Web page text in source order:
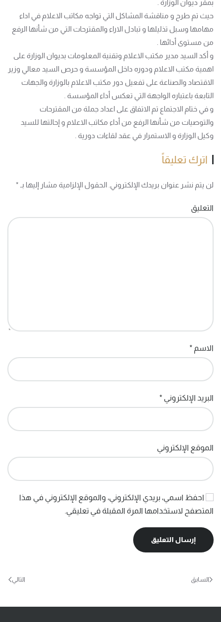
بمقر ديوان الوزارة .
حيث تم طرح و مناقشة المشاكل التي تواجه مكاتب الاعلام في اداء
مهامها وسبل تذليلها و تبادل الاراء والمقترحات التي من شأنها الرفع
من مستوى أدائها .
و أكد السيد مدير مكتب الاعلام وتقنية المعلومات بديوان الوزارة على
اهمية مكتب الاعلام ودوره داخل المؤسسة و حرص السيد معالي وزير
الاقتصاد والصناعة على تفعيل دور مكتب الاعلام بالوزارة والجهات
التابعة باعتباره الواجهة التي تعكس أداء المؤسسة .
و في ختام الاجتماع تم الاتفاق على اعداد جملة من المقترحات
والتوصيات من شأنها الرفع من أداء مكاتب الاعلام و إحالتها للسيد
وكيل الوزارة و الاستمرار في عقد لقاءات دورية .
اترك تعليقاً
لن يتم نشر عنوان بريدك الإلكتروني. الحقول الإلزامية مشار إليها بـ *
التعليق
الاسم *
البريد الإلكتروني *
الموقع الإلكتروني
احفظ اسمي، بريدي الإلكتروني، والموقع الإلكتروني في هذا
المتصفح لاستخدامها المرة المقبلة في تعليقي.
إرسال التعليق
السابق التالي